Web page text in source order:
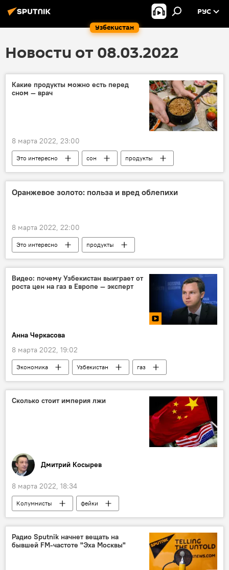
Узбекистан
РУС
Новости от 08.03.2022
Какие продукты можно есть перед
сном — врач
8 марта 2022, 23:00
Это интересно сон
продукты
врач
Оранжевое золото: польза и вред облепихи
8 марта 2022, 22:00
Это интересно продукты
Видео: почему Узбекистан выиграет от
роста цен на газ в Европе — эксперт
Анна Черкасова
8 марта 2022, 19:02
Экономика Узбекистан
газ
Европа
цены
Сколько стоит империя лжи
Дмитрий Косырев
8 марта 2022, 18:34
Колумнисты фейки
Радио Sputnik начнет вещать на
бывшей FM-частоте "Эха Москвы"